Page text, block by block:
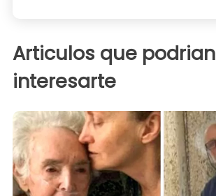
Articulos que podrian
interesarte